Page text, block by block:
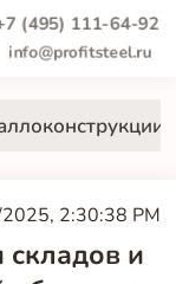
+7 (495) 111-64-92
info@profitsteel.ru
2:30:38 PM
и